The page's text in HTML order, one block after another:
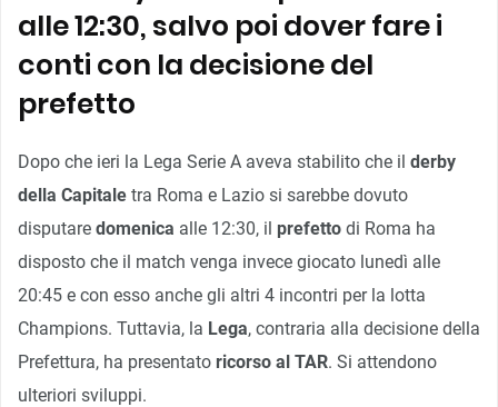
alle 12:30, salvo poi dover fare i
conti con la decisione del
prefetto
Dopo che ieri la Lega Serie A aveva stabilito che il derby
della Capitale tra Roma e Lazio si sarebbe dovuto
disputare domenica alle 12:30, il prefetto di Roma ha
disposto che il match venga invece giocato lunedì alle
20:45 e con esso anche gli altri 4 incontri per la lotta
Champions. Tuttavia, la Lega, contraria alla decisione della
Prefettura, ha presentato ricorso al TAR. Si attendono
ulteriori sviluppi.